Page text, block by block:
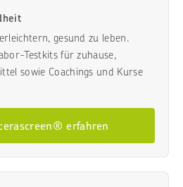
gesund zu leben.
Testkits für zuhause,
sowie Coachings und Kurse
erfahren